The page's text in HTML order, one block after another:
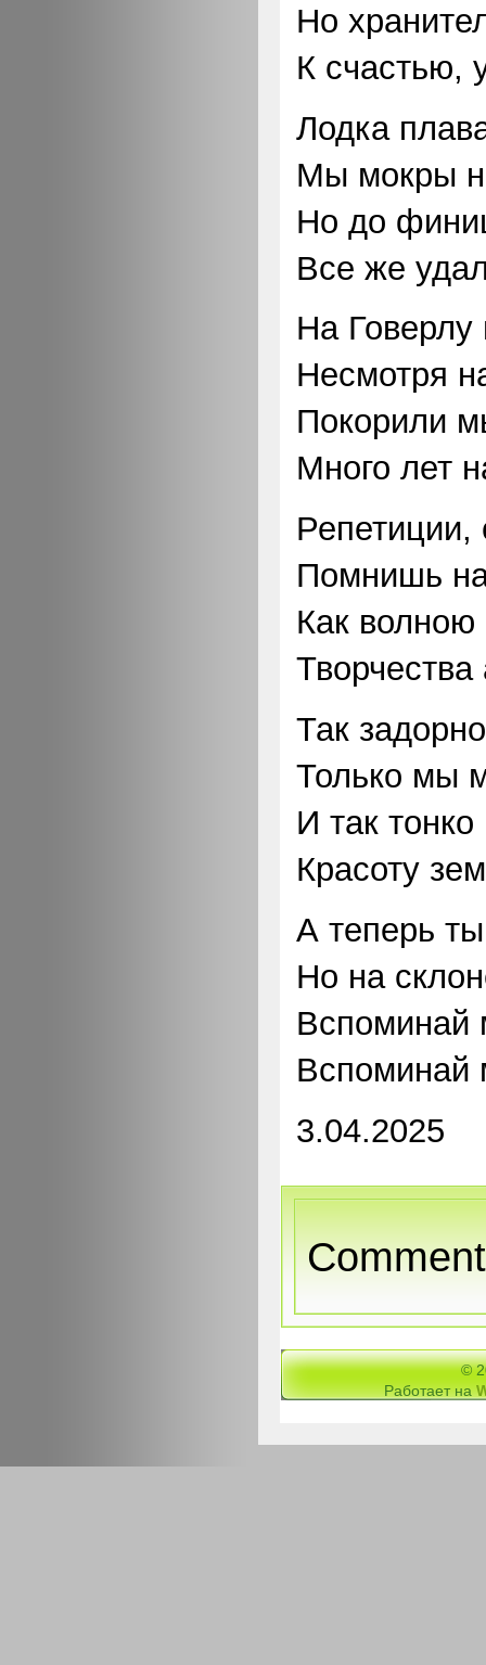
Но
К счастью,
Лодка
Мы мокры
Но до
Все же
На
Несмотря
Покорили
Много лет
Репетиции,
Помнишь
Как
Творчества
Так
Только мы
И так
Красоту
А теперь
Но на
Вспоминай
Вспоминай
3.04.2025
©
Работает на